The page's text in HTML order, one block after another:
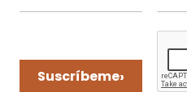
Suscríbeme›